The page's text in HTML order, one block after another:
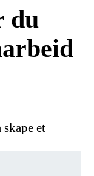
du
et